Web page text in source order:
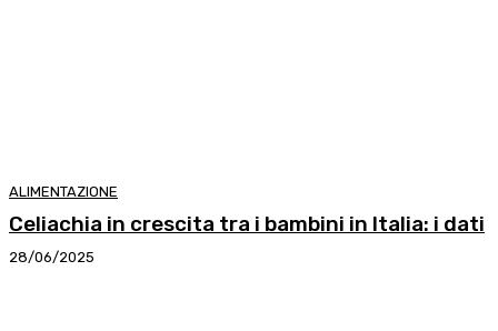
ALIMENTAZIONE
Celiachia in crescita tra i bambini in Italia: i dati
28/06/2025